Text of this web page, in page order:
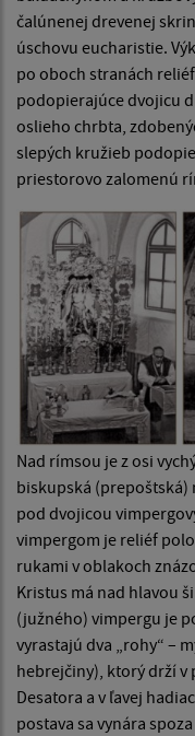
čalúnenej drevenej
úschovu eucharistie.
po oboch stranách
podopierajúce dvojicu
oslieho chrbta,
slepých kružieb
priestorovo zalomenú
Nad rímsou je z osi
biskupská (prepoštská)
pod dvojicou
vimpergom je reliéf
rukami v oblakoch
Kristus má nad hlavou
(južného) vimpergu je
vyrastajú dva „rohy“ –
hebrejčiny), ktorý drží v
Desatora a v ľavej
postava sa vynára